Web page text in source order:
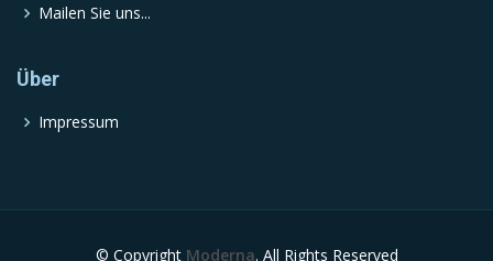
Mailen Sie uns...
Über
Impressum
© Copyright Moderna. All Rights Reserved